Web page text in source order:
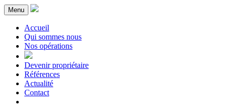
Menu
Accueil
Qui sommes nous
Nos opérations
Devenir propriétaire
Références
Actualité
Contact